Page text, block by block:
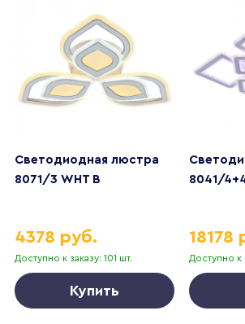
Светодиодная люстра
8071/3 WHT B
Доступно к заказу: 101 шт.
4378 руб.
Купить
8041/
Доступно к
18178